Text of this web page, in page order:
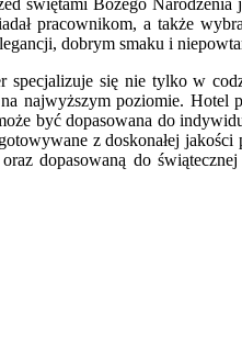
świętami Bożego
pracownikom, a także
dobrym smaku i
specjalizuje się nie tylko w
na najwyższym poziomie.
być dopasowana do
z doskonałej
dopasowaną do